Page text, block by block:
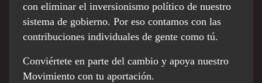
con eliminar el inversionismo político de nuestro
sistema de gobierno. Por eso contamos con las
contribuciones individuales de gente como tú.
Conviértete en parte del cambio y apoya nuestro
Movimiento con tu aportación.